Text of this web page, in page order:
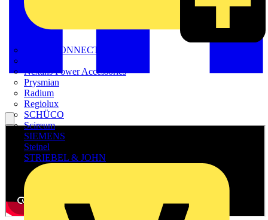
METZ CONNECT
Nexans Power Accessories
Prysmian
Radium
Regiolux
SCHÜCO
Scireum
SIEMENS
Steinel
STRIEBEL & JOHN